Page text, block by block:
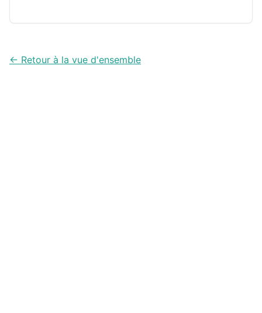
← Retour à la vue d'ensemble